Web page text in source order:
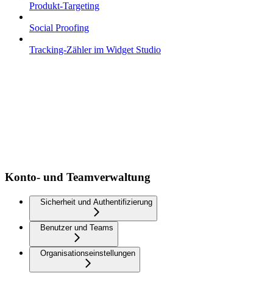
Produkt-Targeting
Social Proofing
Tracking-Zähler im Widget Studio
Konto- und Teamverwaltung
Sicherheit und Authentifizierung
Benutzer und Teams
Organisationseinstellungen